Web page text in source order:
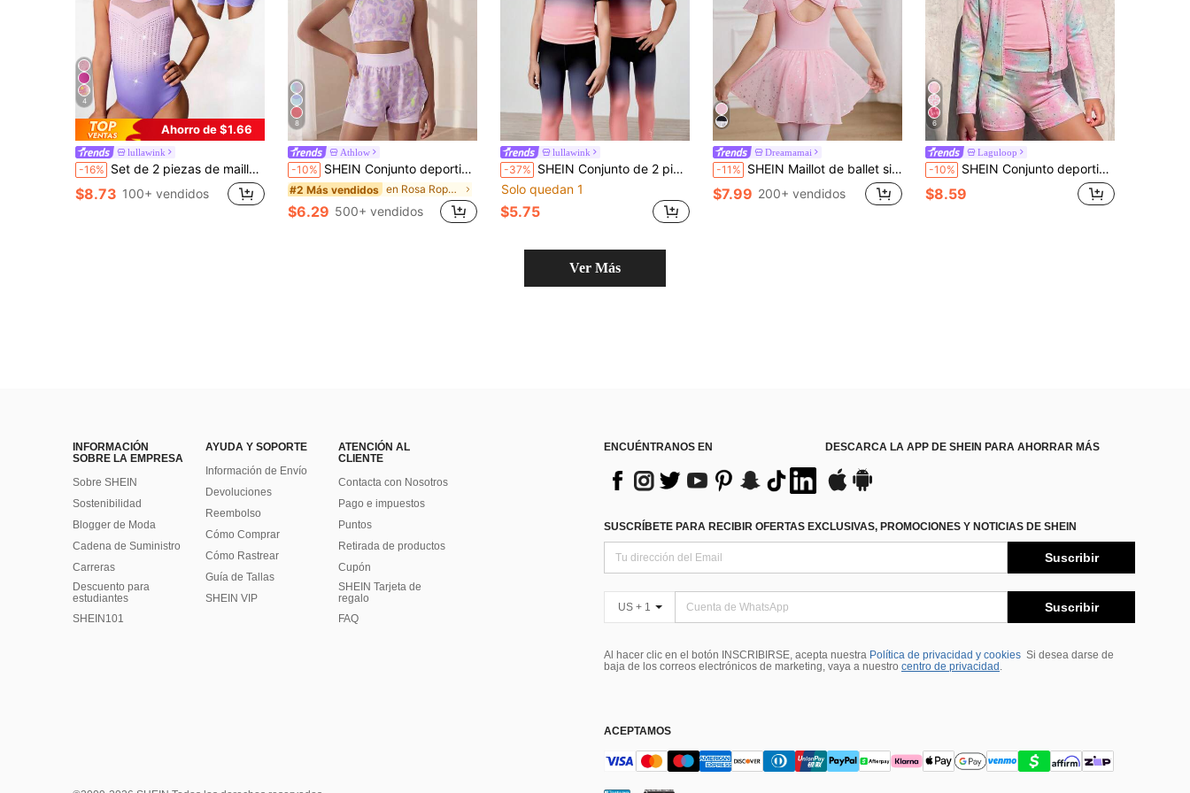
4
Ahorro de $1.66
lullawink
-16% Set de 2 piezas de maillot y shorts de gimnasia para niñas, con estampado lindo y decoración de rhinestones, adecuado para uso casual, deportivo y de competición
$8.73 100+ vendidos
8
Athlow
-10% SHEIN Conjunto deportivo de moda para niñas jóvenes con chaleco estampado de leopardo, conjunto deportivo elegante con estampado de leopardo rosa y pantalones rosa sólido, traje de entrenamiento anti-destellos, otoño
#2 Más vendidos en Rosa Ropa deportiva para chicas jóvenes
$6.29 500+ vendidos
lullawink
-37% SHEIN Conjunto de 2 piezas estilo deportivo para niñas jóvenes, top de cuello redondo de manga corta con estampado degradado + pantalón largo casual, adecuado para salidas casuales diarias
Solo quedan 1
$5.75
Dreamamai
-11% SHEIN Maillot de ballet sin mangas para niñas, diseño de empalme de malla suave con lazo, empalme de malla brillante con estrellas, cómodo y elástico, adecuado para danza y yoga
$7.99 200+ vendidos
6
Laguloop
-10% SHEIN Conjunto deportivo de 3 piezas para niñas jóvenes: cárdigan de punto con cremallera, cuello alto fino, degradado rosa con estampado de lunares en foil plateado, top de tirantes de cuello redondo y shorts de cintura elástica de corte slim, cómodo y casual, apto para gimnasia, baile, entrenamiento de deportes de interior, primavera, verano y otoño
$8.59
Ver Más
INFORMACIÓN
SOBRE LA EMPRESA
Sobre SHEIN
Sostenibilidad
Blogger de Moda
Cadena de Suministro
Carreras
Descuento para
estudiantes
SHEIN101
AYUDA Y SOPORTE
Información de Envío
Devoluciones
Reembolso
Cómo Comprar
Cómo Rastrear
Guía de Tallas
SHEIN VIP
ATENCIÓN AL
CLIENTE
Contacta con Nosotros
Pago e impuestos
Puntos
Retirada de productos
Cupón
SHEIN Tarjeta de
regalo
FAQ
ENCUÉNTRANOS EN DESCARCA LA APP DE SHEIN PARA AHORRAR MÁS
SUSCRÍBETE PARA RECIBIR OFERTAS EXCLUSIVAS, PROMOCIONES Y NOTICIAS DE SHEIN
Suscribir
US + 1 Suscribir
Al hacer clic en el botón INSCRIBIRSE, acepta nuestra Política de privacidad y cookies Si desea darse de
baja de los correos electrónicos de marketing, vaya a nuestro centro de privacidad .
ACEPTAMOS